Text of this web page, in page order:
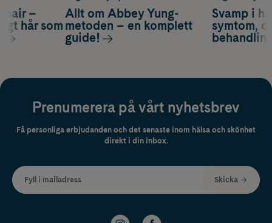
Svamp i
symtom,
hair –
hår som
Allt om Abbey Yung-
metoden – en komplett
guide!
Prenumerera på vårt nyhetsbrev
Få personliga erbjudanden och det senaste inom hälsa och skönhet
direkt i din inbox.
Fyll i mailadress Skicka